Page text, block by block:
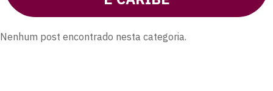
Nenhum post encontrado nesta categoria.